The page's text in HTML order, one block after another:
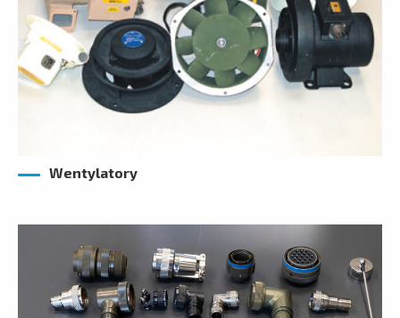
Wentylatory